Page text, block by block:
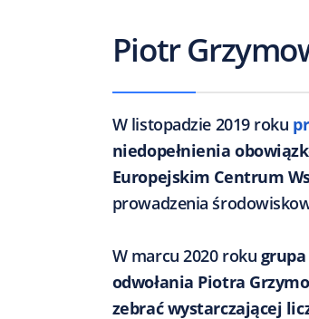
Piotr
W listopadzie 2019 roku
niedopełnienia
Europejskim Centrum
prowadzenia
W marcu 2020 roku
odwołania Piotra
zebrać wystarczającej